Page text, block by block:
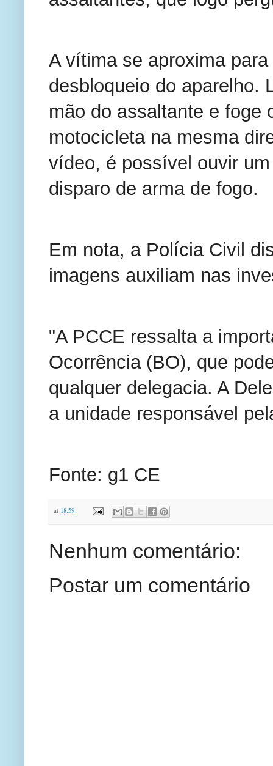
A vítima se aproxima
desbloqueio do aparelho.
mão do assaltante e foge
motocicleta na mesma
vídeo, é possível ouvir
disparo de arma de fogo.
Em nota, a Polícia Civil
imagens auxiliam nas
"A PCCE ressalta a
Ocorrência (BO), que
qualquer delegacia. A
a unidade responsável
Fonte: g1 CE
at 18:59
Nenhum comentário:
Postar um comentário